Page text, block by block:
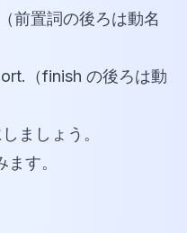
前置詞の後ろは動名
（finish の後ろは動
ましょう。
す。